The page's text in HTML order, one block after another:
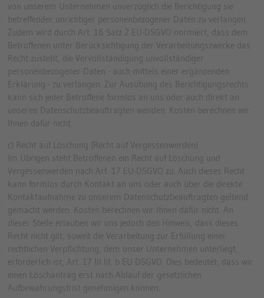
von unserem Unternehmen unverzüglich die Berichtigung sie
betreffender unrichtiger personenbezogener Daten zu verlangen.
Zudem wird durch Art. 16 Satz 2 EU-DSGVO normiert, dass dem
Betroffenen unter Berücksichtigung der Verarbeitungszwecke das
Recht zusteht, die Vervollständigung unvollständiger
personenbezogener Daten - auch mittels einer ergänzenden
Erklärung - zu verlangen. Zur Ausübung des Berichtigungsrechts
kann sich jeder Betroffene formlos an uns oder auch direkt an
unseren Datenschutzbeauftragten wenden. Kosten berechnen wir
Ihnen dafür nicht.
c) Recht auf Löschung (Recht auf Vergessenwerden)
Im Übrigen steht Betroffenen ein Recht auf Löschung und
Vergessenwerden nach Art. 17 EU-DSGVO zu. Auch dieses Recht
kann formlos durch Kontakt an uns oder auch über die direkte
Kontaktaufnahme zu unserem Datenschutzbeauftragten geltend
gemacht werden. Kosten berechnen wir Ihnen dafür nicht. An
dieser Stelle erlauben wir uns jedoch den Hinweis, dass dieses
Recht nicht gilt, soweit die Verarbeitung zur Erfüllung einer
rechtlichen Verpflichtung, dem unser Unternehmen unterliegt,
erforderlich ist, Art. 17 III lit. b EU-DSGVO. Dies bedeutet, dass wir
einen Löschantrag erst nach Ablauf der gesetzlichen
Aufbewahrungsfrist genehmigen können.